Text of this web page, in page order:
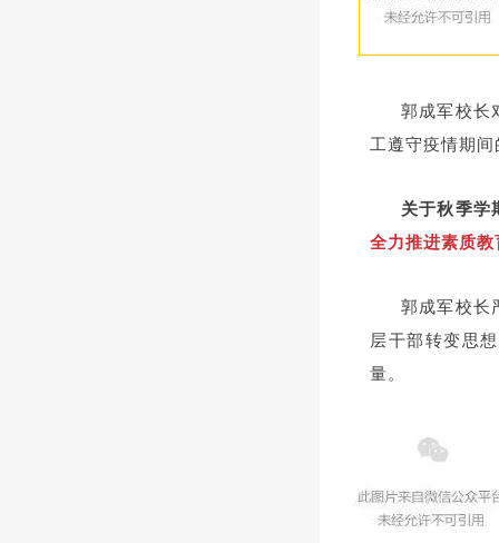
郭成军校长
工遵守疫情期
关于秋季学
全力推进素质
郭成军校长
层干部转变思
量。